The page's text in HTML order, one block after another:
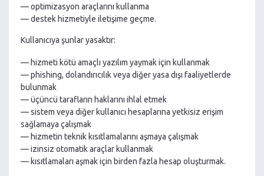
— optimizasyon araçlarını kullanma
— destek hizmetiyle iletişime geçme.
Kullanıcıya şunlar yasaktır:
— hizmeti kötü amaçlı yazılım yaymak için kullanmak
— phishing, dolandırıcılık veya diğer yasa dışı faaliyetlerde
bulunmak
— üçüncü tarafların haklarını ihlal etmek
— sistem veya diğer kullanıcı hesaplarına yetkisiz erişim
sağlamaya çalışmak
— hizmetin teknik kısıtlamalarını aşmaya çalışmak
— izinsiz otomatik araçlar kullanmak
— kısıtlamaları aşmak için birden fazla hesap oluşturmak.